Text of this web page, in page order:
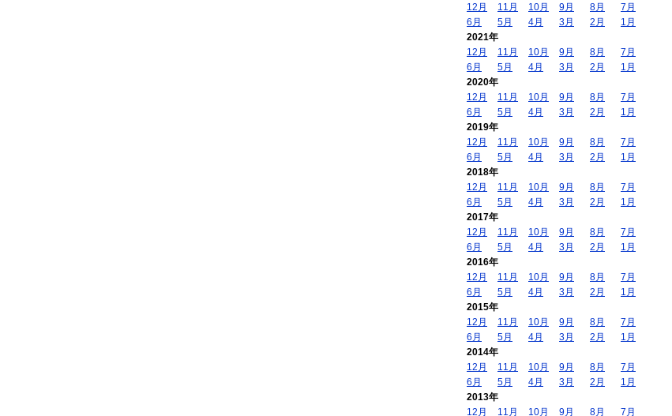
12月
11月 10月 9月 8月
7月
6月
5月 4月 3月 2月
1月
2021年
12月
11月 10月 9月 8月
7月
6月
5月 4月 3月 2月
1月
2020年
12月
11月 10月 9月 8月
7月
6月
5月 4月 3月 2月
1月
2019年
12月
11月 10月 9月 8月
7月
6月
5月 4月 3月 2月
1月
2018年
12月
11月 10月 9月 8月
7月
6月
5月 4月 3月 2月
1月
2017年
12月
11月 10月 9月 8月
7月
6月
5月 4月 3月 2月
1月
2016年
12月
11月 10月 9月 8月
7月
6月
5月 4月 3月 2月
1月
2015年
12月
11月 10月 9月 8月
7月
6月
5月 4月 3月 2月
1月
2014年
12月
11月 10月 9月 8月
7月
6月
5月 4月 3月 2月
1月
2013年
12月
11月 10月 9月 8月 7月